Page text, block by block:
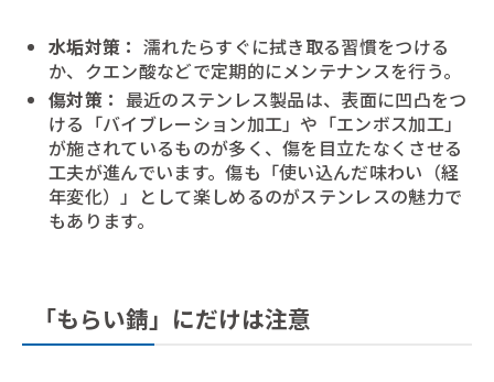
水垢対策： 濡れたらすぐに拭き取る習慣をつける
か、クエン酸などで定期的にメンテナンスを行う。
傷対策： 最近のステンレス製品は、表面に凹凸をつ
ける「バイブレーション加工」や「エンボス加工」
が施されているものが多く、傷を目立たなくさせる
工夫が進んでいます。傷も「使い込んだ味わい（経
年変化）」として楽しめるのがステンレスの魅力で
もあります。
「もらい錆」にだけは注意